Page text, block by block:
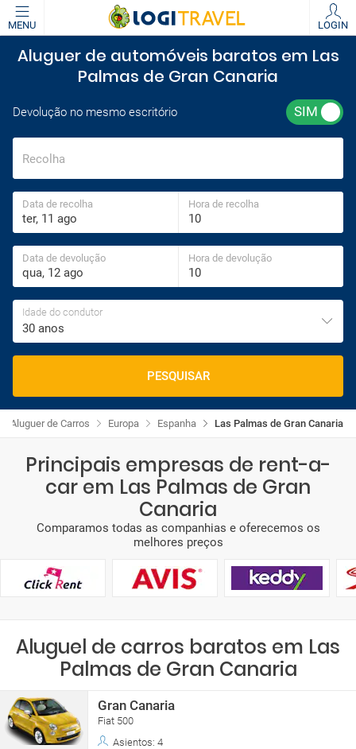
MENU LOGIN
Aluguer de automóveis baratos em Las
Palmas de Gran Canaria
Devolução no mesmo escritório
Recolha
Data de recolha Hora de recolha
Data de devolução Hora de devolução
Idade do condutor
30 anos
PESQUISAR
Las Palmas de Gran Canaria
Espanha
Europa
Aluguer de Carros
Principais empresas de rent-a-
car em Las Palmas de Gran
Canaria
Comparamos todas as companhias e oferecemos os
melhores preços
Aluguel de carros baratos em Las
Palmas de Gran Canaria
Gran Canaria
Fiat 500
Asientos: 4